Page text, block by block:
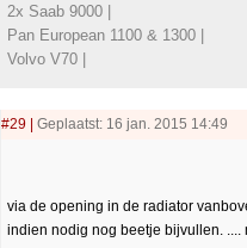
2x Saab 9000 |
Pan European 1100 & 1300 |
Volvo V70 |
#29 Geplaatst: 16 jan. 2015 14:49
via de opening in de radiator
indien nodig nog beetje bijvullen. ....